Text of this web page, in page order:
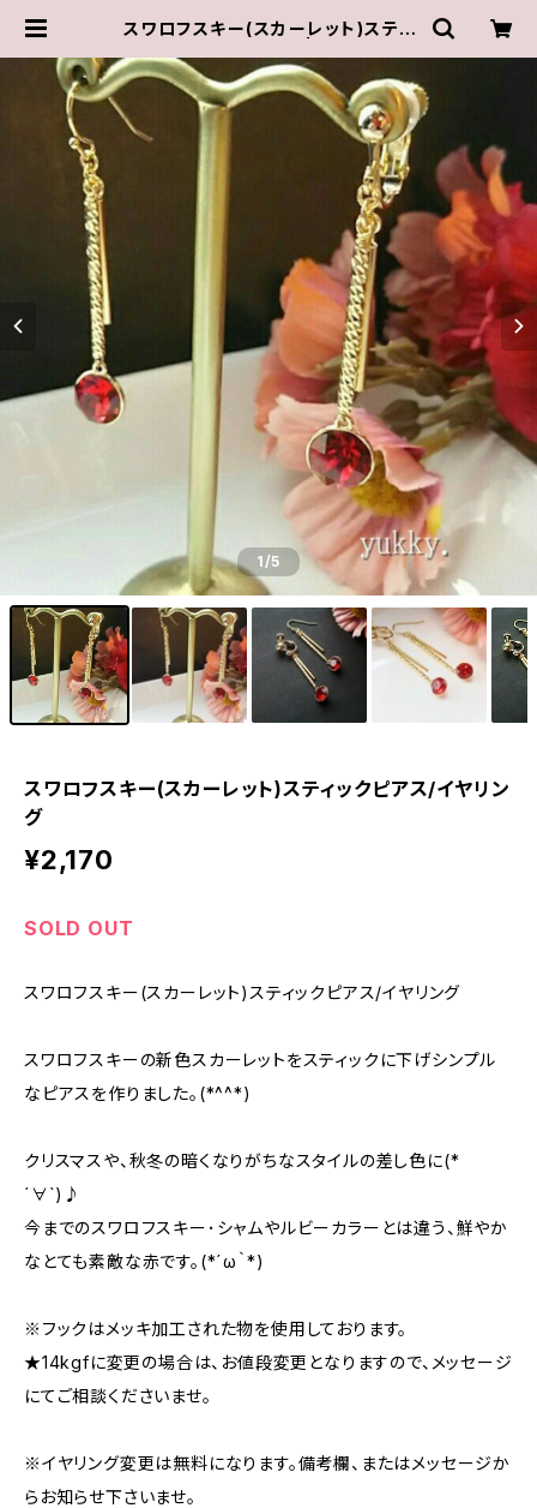
スワロフスキー(スカーレット)スティ
っぷ（yukky.）アクセサリーショップ
1/5
スワロフスキー(スカーレット)スティックピアス/イヤリン
グ
¥2,170
SOLD OUT
スワロフスキー(スカーレット)スティックピアス/イヤリング
スワロフスキーの新色スカーレットをスティックに下げシンプル
なピアスを作りました。(*^^*)
クリスマスや、秋冬の暗くなりがちなスタイルの差し色に(*
´∀`)♪
今までのスワロフスキー･シャムやルビーカラーとは違う、鮮やか
なとても素敵な赤です。(*´ω｀*)
※フックはメッキ加工された物を使用しております。
★14kgfに変更の場合は、お値段変更となりますので、メッセージ
にてご相談くださいませ。
※イヤリング変更は無料になります。備考欄、またはメッセージか
らお知らせ下さいませ。